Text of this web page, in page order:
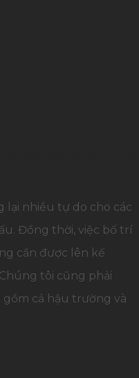
nhiều tự do cho các
Đồng thời, việc bố trí
cần được lên kế
tôi cũng phải
cả hậu trường và